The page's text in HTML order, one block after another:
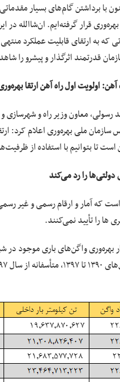
با برداشتن گام‌های بسیار
قرار گرفته‌ایم. ان‌شاالله
که به ارتقای قابلیت عملکرد
قدرتمند اثرگذار و پیشرو را
آهن: اولویت اول راه آهن ارتقا
معاون وزیر راه و شهرسازی
ملی بهره‌وری اعلام کرد:
تا بتوانیم با استفاده از
دولتی‌ها را رد می‌کند
که آمار و ارقام رسمی و غیر
ها را تأیید نمی‌کنند.
بهره‌وری واگن‌های باری موجود